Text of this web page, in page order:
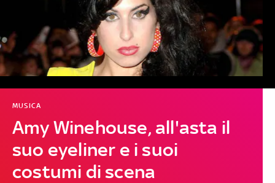
Amy Winehouse, all'asta il
suo eyeliner e i suoi
costumi di scena
MUSICA